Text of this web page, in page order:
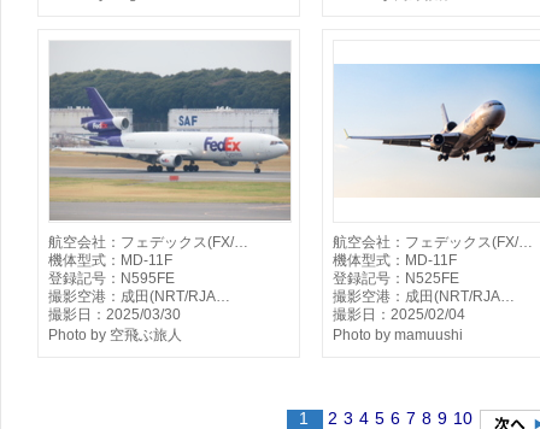
航空会社：フェデックス(FX/…
機体型式：MD-11F
登録記号：N595FE
撮影空港：成田(NRT/RJA…
撮影日：2025/03/30
Photo by 空飛ぶ旅人
航空会社：フェデックス(FX/…
機体型式：MD-11F
登録記号：N525FE
撮影空港：成田(NRT/RJA…
撮影日：2025/02/04
Photo by mamuushi
1 2 3 4 5 6 7 8 9 10